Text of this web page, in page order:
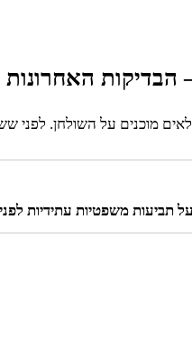
הבדיקות האחרונות
מוכנים על השולחן. לפני
תביעות משפטיות עתידיות